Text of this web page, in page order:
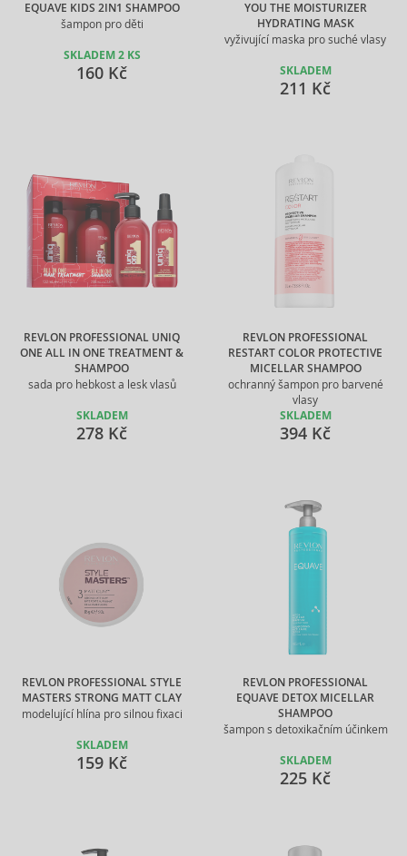
EQUAVE KIDS 2IN1 SHAMPOO
šampon pro děti
SKLADEM 2 KS
160 Kč
YOU THE MOISTURIZER
HYDRATING MASK
vyživující maska pro suché vlasy
SKLADEM
211 Kč
REVLON PROFESSIONAL UNIQ
ONE ALL IN ONE TREATMENT &
SHAMPOO
sada pro hebkost a lesk vlasů
SKLADEM
278 Kč
REVLON PROFESSIONAL
RESTART COLOR PROTECTIVE
MICELLAR SHAMPOO
ochranný šampon pro barvené
vlasy
SKLADEM
394 Kč
REVLON PROFESSIONAL STYLE
MASTERS STRONG MATT CLAY
modelující hlína pro silnou fixaci
SKLADEM
159 Kč
REVLON PROFESSIONAL
EQUAVE DETOX MICELLAR
SHAMPOO
šampon s detoxikačním účinkem
SKLADEM
225 Kč